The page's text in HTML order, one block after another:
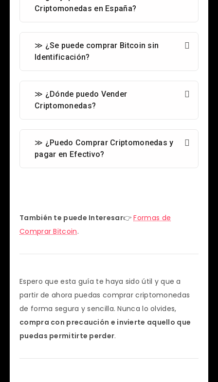
Criptomonedas en España?
≫ ¿Se puede comprar Bitcoin sin
Identificación?
≫ ¿Dónde puedo Vender
Criptomonedas?
≫ ¿Puedo Comprar Criptomonedas y
pagar en Efectivo?
También te puede Interesar👉Formas de
Comprar Bitcoin.
Espero que esta guía te haya sido útil y que a
partir de ahora puedas comprar criptomonedas
de forma segura y sencilla. Nunca lo olvides,
compra con precaución e invierte aquello que
puedas permitirte perder.